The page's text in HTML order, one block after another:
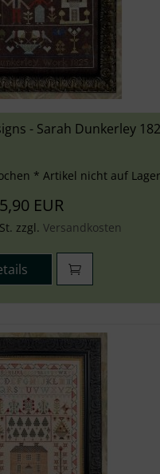
- Sarah Dunkerley
* Artikel nicht auf Lager
EUR
zzgl.Versandkosten